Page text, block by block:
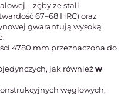
– zęby ze stali
67–68 HRC) oraz
gwarantują wysoką
4780 mm przeznaczona do
jak również w
węglowych,